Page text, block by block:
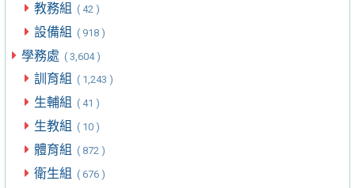
教務組 ( 42 )
設備組 ( 918 )
學務處 ( 3,604 )
訓育組 ( 1,243 )
生輔組 ( 41 )
生教組 ( 10 )
體育組 ( 872 )
衛生組 ( 676 )